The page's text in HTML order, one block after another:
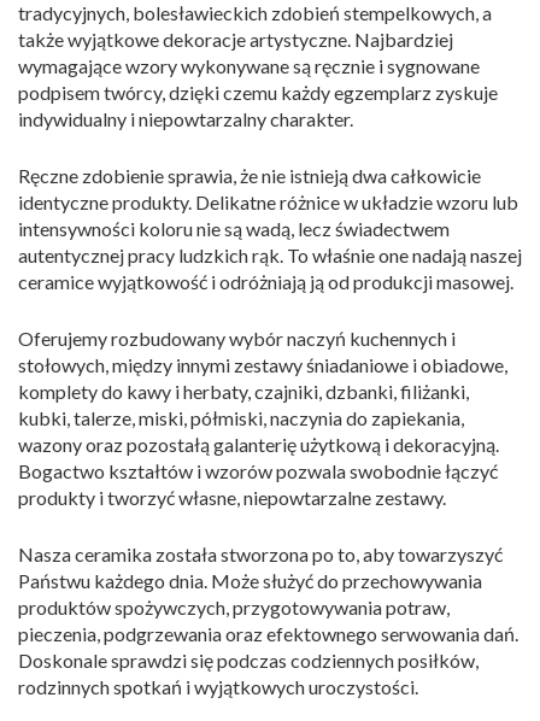
tradycyjnych, bolesławieckich zdobień stempelkowych, a
także wyjątkowe dekoracje artystyczne. Najbardziej
wymagające wzory wykonywane są ręcznie i sygnowane
podpisem twórcy, dzięki czemu każdy egzemplarz zyskuje
indywidualny i niepowtarzalny charakter.
Ręczne zdobienie sprawia, że nie istnieją dwa całkowicie
identyczne produkty. Delikatne różnice w układzie wzoru lub
intensywności koloru nie są wadą, lecz świadectwem
autentycznej pracy ludzkich rąk. To właśnie one nadają naszej
ceramice wyjątkowość i odróżniają ją od produkcji masowej.
Oferujemy rozbudowany wybór naczyń kuchennych i
stołowych, między innymi zestawy śniadaniowe i obiadowe,
komplety do kawy i herbaty, czajniki, dzbanki, filiżanki,
kubki, talerze, miski, półmiski, naczynia do zapiekania,
wazony oraz pozostałą galanterię użytkową i dekoracyjną.
Bogactwo kształtów i wzorów pozwala swobodnie łączyć
produkty i tworzyć własne, niepowtarzalne zestawy.
Nasza ceramika została stworzona po to, aby towarzyszyć
Państwu każdego dnia. Może służyć do przechowywania
produktów spożywczych, przygotowywania potraw,
pieczenia, podgrzewania oraz efektownego serwowania dań.
Doskonale sprawdzi się podczas codziennych posiłków,
rodzinnych spotkań i wyjątkowych uroczystości.